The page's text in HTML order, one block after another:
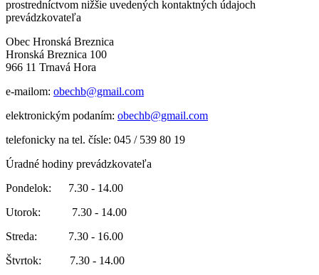
prostredníctvom nižšie uvedených kontaktných údajoch
prevádzkovateľa
Obec Hronská Breznica
Hronská Breznica 100
966 11 Trnavá Hora
e-mailom: obechb@gmail.com
elektronickým podaním: obechb@gmail.com
telefonicky na tel. čísle: 045 / 539 80 19
Úradné hodiny prevádzkovateľa
Pondelok: 7.30 - 14.00
Utorok: 7.30 - 14.00
Streda: 7.30 - 16.00
Štvrtok: 7.30 - 14.00